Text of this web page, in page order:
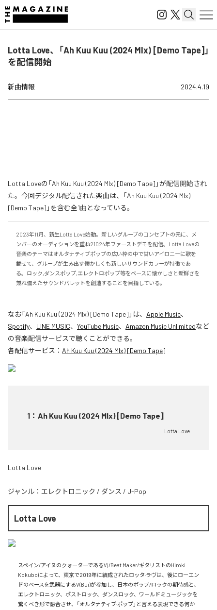
Lotta Love、「Ah Kuu Kuu (2024 MIx) [Demo Tape]」
を配信開始
新曲情報 2024.4.19
Lotta Loveの「Ah Kuu Kuu (2024 MIx) [Demo Tape]」が配信開始され
た。今回デジタル配信された楽曲は、「Ah Kuu Kuu (2024 MIx)
[Demo Tape]」を含む全1曲となっている。
2023年11月、新生Lotta Love始動。新しいグループのコンセプトの元に、メ
ンバーのオーディションを重ね21024年ファーストデモを配信。Lotta Loveの
音楽のテーマはオルタナティブポップの広い枠の中で甘いアイロニーに歌を
載せて、グループが生み出す懐かしくも新しいサウンドカラーが特徴であ
る。ロック,ダンスポップ,エレクトロポップ等をベースに懐かしさと新鮮さを
兼ね備えたサウンドパレットを創造することを目指している。
なお「Ah Kuu Kuu (2024 MIx) [Demo Tape] 」は、 Apple Music、
Spotify、 LINE MUSIC、 YouTube Music、 Amazon Music Unlimitedなど
の音楽配信サービスで聴くことができる。
各配信サービス： Ah Kuu Kuu (2024 MIx) [Demo Tape]
1 ： Ah Kuu Kuu (2024 MIx) [Demo Tape]
Lotta Love
Lotta Love
ジャンル： エレクトロニック / ダンス / J-Pop
Lotta Love
スペイン/アイヌのクォーターであるVj/Beat Maker/ギタリストのHiroki
Kokuboによって、東京で2019年に結成されたロッタ·ラヴは、後にローエン
ドのベースを武器にするV(Bui)が参加し、日本のポップ/ロックの期待感と、
エレクトロニック、ポストロック、ダンスロック、ワールドミュージックを
驚くべき形で融合させ、「オルタナティブ·ポップ」と言える表現できる何か